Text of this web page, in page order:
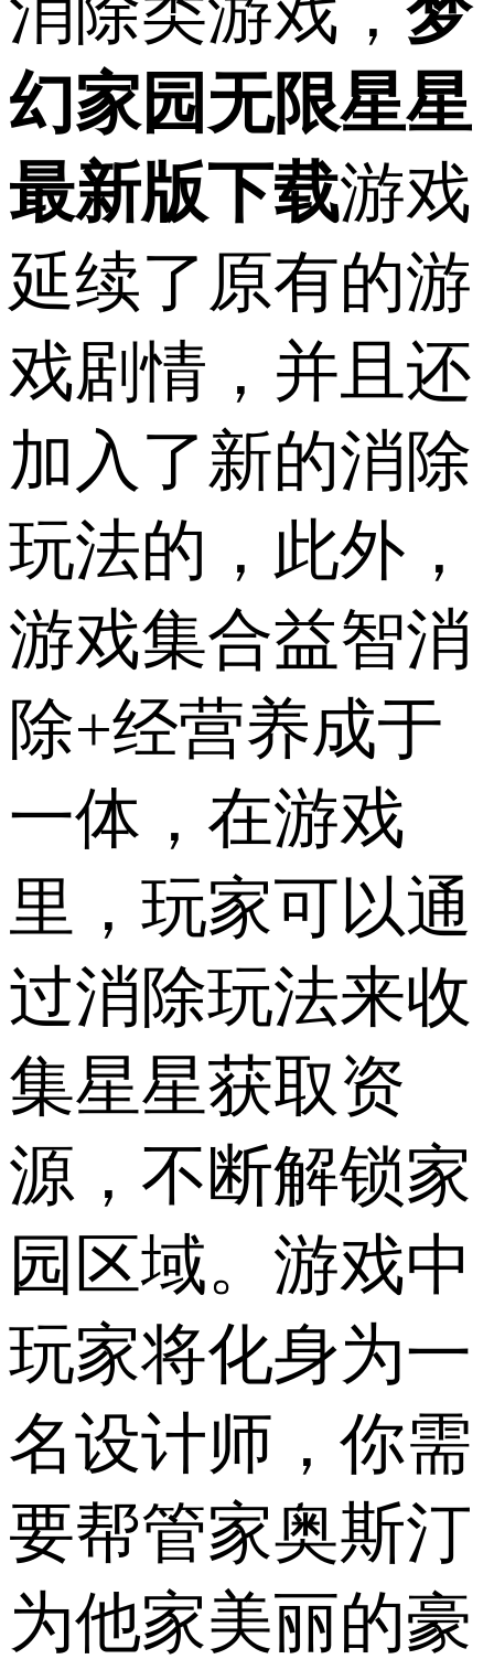
幻家园无限星星
最新版下载游戏
延续了原有的游
戏剧情，并且还
加入了新的消除
玩法的，此外，
游戏集合益智消
除+经营养成于
一体，在游戏
里，玩家可以通
过消除玩法来收
集星星获取资
源，不断解锁家
园区域。游戏中
玩家将化身为一
名设计师，你需
要帮管家奥斯汀
为他家美丽的豪